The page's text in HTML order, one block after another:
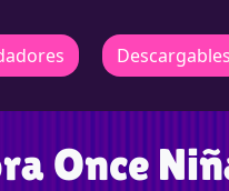
Descargables
Once